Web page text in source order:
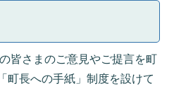
皆さまのご意見やご提言を町
町長への手紙」制度を設けて